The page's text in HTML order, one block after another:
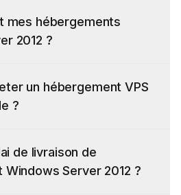
mes hébergements
2012 ?
un hébergement VPS
?
de livraison de
Server 2012 ?